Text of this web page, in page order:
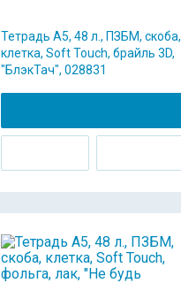
Тетрадь А5, 48 л., ПЗБМ, скоба,
клетка, Soft Touch, брайль 3D,
"БлэкТач", 028831